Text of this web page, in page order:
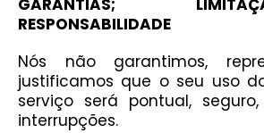
GARANTIAS;
RESPONSABILIDADE
Nós não garantimos,
justificamos que o seu uso
serviço será pontual,
interrupções.